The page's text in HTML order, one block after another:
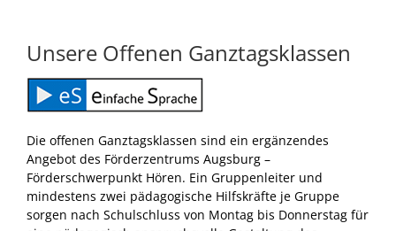
Unsere Offenen Ganztagsklassen
Die offenen Ganztagsklassen sind ein ergänzendes
Angebot des Förderzentrums Augsburg –
Förderschwerpunkt Hören. Ein Gruppenleiter und
mindestens zwei pädagogische Hilfskräfte je Gruppe
sorgen nach Schulschluss von Montag bis Donnerstag für